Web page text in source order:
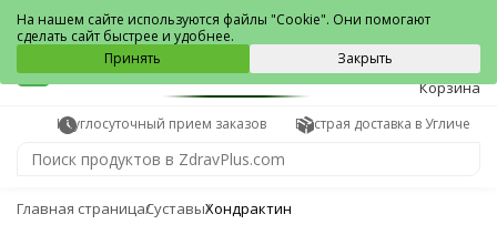
Углич
0
Корзина
Круглосуточный прием заказов Быстрая доставка в Угличе
Главная страницаСуставыХондрактин
На нашем сайте используются файлы "Cookie". Они помогают
сделать сайт быстрее и удобнее.
Принять
Закрыть